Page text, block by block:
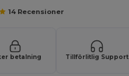
14 Recensioner
betalning Tillförlitlig Support